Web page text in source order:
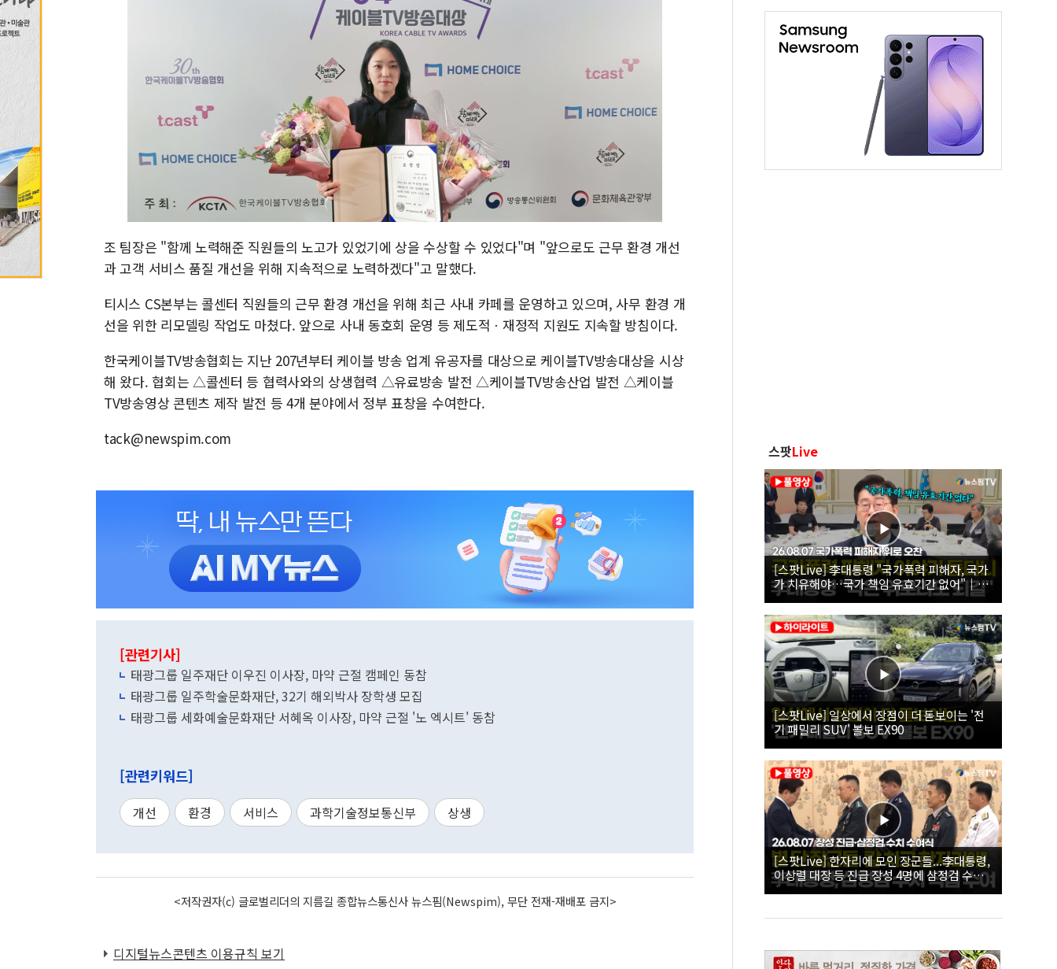
조 팀장은 "함께 노력해준 직원들의 노고가 있었기에 상을 수상할 수 있었다"며 "앞으로도 근무 환경 개선
과 고객 서비스 품질 개선을 위해 지속적으로 노력하겠다"고 말했다.
티시스 CS본부는 콜센터 직원들의 근무 환경 개선을 위해 최근 사내 카페를 운영하고 있으며, 사무 환경 개
선을 위한 리모델링 작업도 마쳤다. 앞으로 사내 동호회 운영 등 제도적ㆍ재정적 지원도 지속할 방침이다.
한국케이블TV방송협회는 지난 207년부터 케이블 방송 업계 유공자를 대상으로 케이블TV방송대상을 시상
해 왔다. 협회는 △콜센터 등 협력사와의 상생협력 △유료방송 발전 △케이블TV방송산업 발전 △케이블
TV방송영상 콘텐츠 제작 발전 등 4개 분야에서 정부 표창을 수여한다.
tack@newspim.com
[관련기사]
태광그룹 일주재단 이우진 이사장, 마약 근절 캠페인 동참
태광그룹 일주학술문화재단, 32기 해외박사 장학생 모집
태광그룹 세화예술문화재단 서혜옥 이사장, 마약 근절 '노 엑시트' 동참
[관련키워드]
개선 환경 서비스 과학기술정보통신부 상생
<저작권자(c) 글로벌리더의 지름길 종합뉴스통신사 뉴스핌(Newspim), 무단 전재-재배포 금지>
디지털뉴스콘텐츠 이용규칙 보기
스팟Live
[스팟Live] 李대통령 "국가폭력 피해자, 국가
가 치유해야…국가 책임 유효기간 없어"｜
26.08.07 국가폭력 피해자 위로 오찬
[스팟Live] 일상에서 장점이 더 돋보이는 '전
기 패밀리 SUV' 볼보 EX90
[스팟Live] 한자리에 모인 장군들...李대통령,
이상렬 대장 등 진급 장성 4명에 삼정검 수치
직접 수여｜26.08.07 장성 진급·삼정검 수치